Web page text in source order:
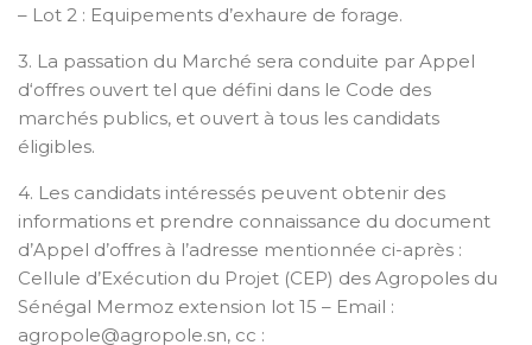
– Lot 2 : Equipements d’exhaure de forage.
3. La passation du Marché sera conduite par Appel
d‘offres ouvert tel que défini dans le Code des
marchés publics, et ouvert à tous les candidats
éligibles.
4. Les candidats intéressés peuvent obtenir des
informations et prendre connaissance du document
d’Appel d’offres à l’adresse mentionnée ci-après :
Cellule d’Exécution du Projet (CEP) des Agropoles du
Sénégal Mermoz extension lot 15 – Email :
agropole@agropole.sn, cc :